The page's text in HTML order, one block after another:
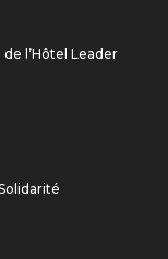
l’Hôtel Leader